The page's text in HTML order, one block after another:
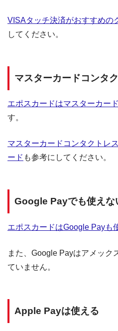
VISAタッチ決済がおすすめの
してください。
マスターカードコンタ
エポスカードはマスターカー
す。
マスターカードコンタクトレ
ード も参考にしてください。
Google Payでも使えな
エポスカードはGoogle Payも
また、Google Payはアメック
ていません。
Apple Payは使える